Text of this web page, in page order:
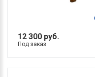
12 300 руб.
Под заказ